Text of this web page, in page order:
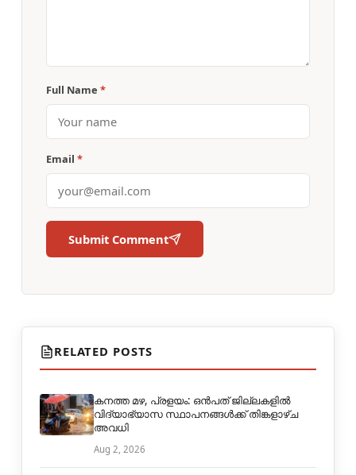
Full Name *
Email *
Submit Comment
RELATED POSTS
കനത്ത മഴ, പ്രളയം: ഒൻപത് ജില്ലകളിൽ
വിദ്യാഭ്യാസ സ്ഥാപനങ്ങൾക്ക് തിങ്കളാഴ്ച
അവധി
Aug 2, 2026